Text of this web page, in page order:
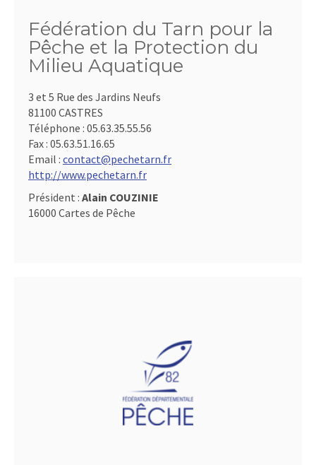
Fédération du Tarn pour la
Pêche et la Protection du
Milieu Aquatique
3 et 5 Rue des Jardins Neufs
81100 CASTRES
Téléphone : 05.63.35.55.56
Fax : 05.63.51.16.65
Email : contact@pechetarn.fr
http://www.pechetarn.fr
Président : Alain COUZINIE
16000 Cartes de Pêche